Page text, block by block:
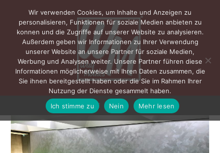
MENÜ
Wir verwenden Cookies, um Inhalte und Anzeigen zu
personalisieren, Funktionen für soziale Medien anbieten zu
konnen und die Zugriffe auf unserer Website zu analysieren.
Außerdem geben wir Informationen zu Ihrer Verwendung
unserer Website an unsere Partner für soziale Medien,
Werbung und Analysen weiter. Unsere Partner führen diese
Informationen möglicherweise mit Ihren Daten zusammen, die
Sie ihnen bereitgestellt haben oder die Sie im Rahmen Ihrer
Nutzung der Dienste gesammelt haben.
Ich stimme zu
Nein Mehr lesen